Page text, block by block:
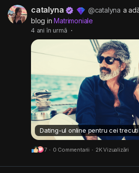
catalyna @catalyna a
blog inMatrimoniale
4 ani în urmă ·
7 · 0 Commentarii · 2K Vizualizări